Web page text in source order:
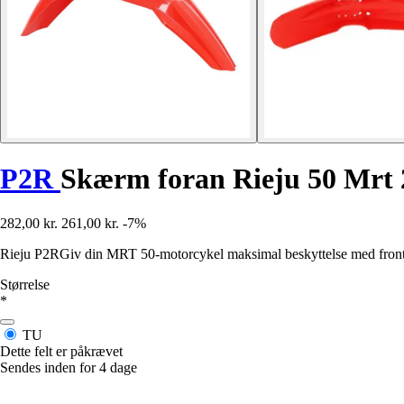
P2R Skærm foran Rieju 50 Mrt
282,00 kr. 261,00 kr. -7%
Rieju P2RGiv din MRT 50-motorcykel maksimal beskyttelse med
Størrelse
*
TU
Dette felt er påkrævet
Sendes inden for 4 dage